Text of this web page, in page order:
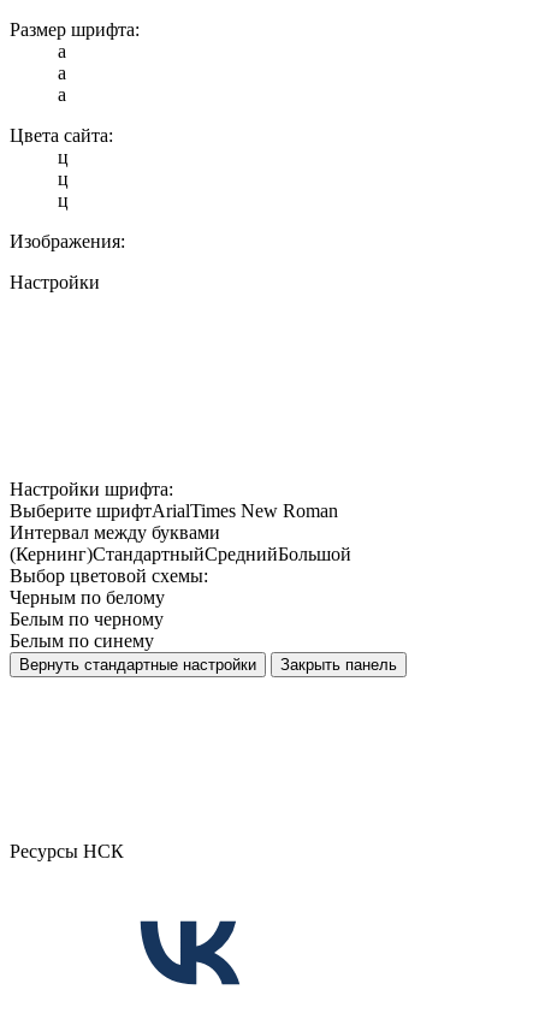
Размер шрифта:
a
a
a
Цвета сайта:
ц
ц
ц
Изображения:
Настройки
Настройки шрифта:
Выберите шрифтArialTimes New Roman
Интервал между буквами
(Кернинг)СтандартныйСреднийБольшой
Выбор цветовой схемы:
Черным по белому
Белым по черному
Белым по синему
Вернуть стандартные настройки Закрыть панель
Ресурсы НСК